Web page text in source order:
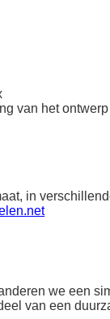
van het
in
we een
van een